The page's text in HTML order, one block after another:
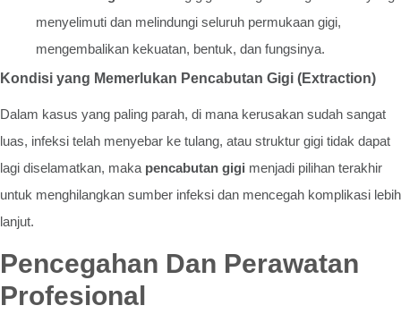
menyelimuti dan melindungi seluruh permukaan gigi,
mengembalikan kekuatan, bentuk, dan fungsinya.
Kondisi yang Memerlukan Pencabutan Gigi (Extraction)
Dalam kasus yang paling parah, di mana kerusakan sudah sangat
luas, infeksi telah menyebar ke tulang, atau struktur gigi tidak dapat
lagi diselamatkan, maka pencabutan gigi menjadi pilihan terakhir
untuk menghilangkan sumber infeksi dan mencegah komplikasi lebih
lanjut.
Pencegahan Dan Perawatan
Profesional